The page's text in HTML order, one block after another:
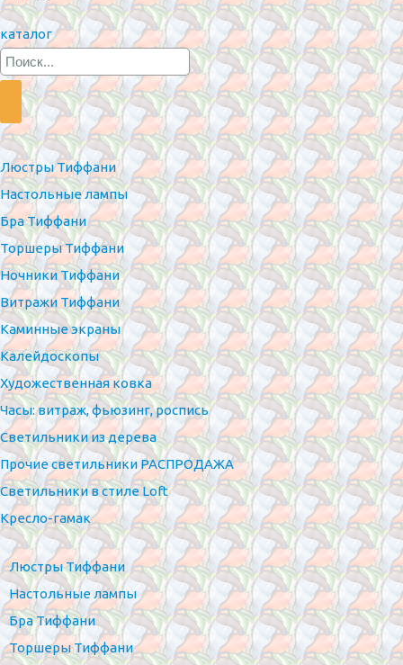
каталог
Люстры Тиффани
Настольные лампы
Бра Тиффани
Торшеры Тиффани
Ночники Тиффани
Витражи Тиффани
Каминные экраны
Калейдоскопы
Художественная ковка
Часы: витраж, фьюзинг, роспись
Светильники из дерева
Прочие светильники РАСПРОДАЖА
Светильники в стиле Loft
Кресло-гамак
Люстры Тиффани
Настольные лампы
Бра Тиффани
Торшеры Тиффани